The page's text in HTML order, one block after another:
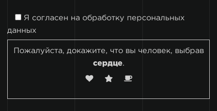
Я согласен на обработку персональных
данных
Пожалуйста, докажите, что вы человек, выбрав
сердце.